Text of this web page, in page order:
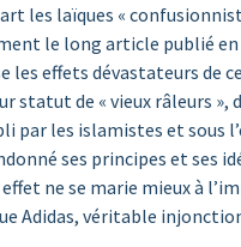
les laïques «
le long article publié en
les effets dévastateurs
de « vieux râleurs »,
les islamistes et sous
ses principes et ses
ne se marie mieux à
Adidas, véritable